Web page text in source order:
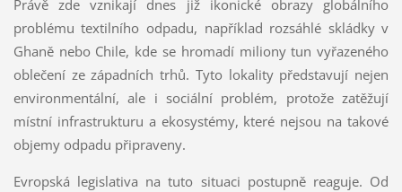
Právě zde vznikají dnes již ikonické obrazy globálního
problému textilního odpadu, například rozsáhlé skládky v
Ghaně nebo Chile, kde se hromadí miliony tun vyřazeného
oblečení ze západních trhů. Tyto lokality představují nejen
environmentální, ale i sociální problém, protože zatěžují
místní infrastrukturu a ekosystémy, které nejsou na takové
objemy odpadu připraveny.
Evropská legislativa na tuto situaci postupně reaguje. Od